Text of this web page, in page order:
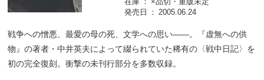
発売日
2005.06.24
戦争への憎悪、最愛の母の死、文学への思い――。『虚無への供
物』の著者・中井英夫によって綴られていた稀有の〈戦中日記〉を
初の完全復刻。衝撃の未刊行部分を多数収録。